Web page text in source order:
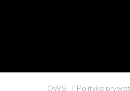
OWS Polityka